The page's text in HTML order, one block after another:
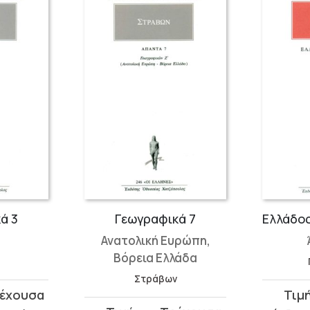
3 Γεωγραφικά 7
Ανατολική Ευρώπη,
Βόρεια Ελλάδα
Στράβων
Original